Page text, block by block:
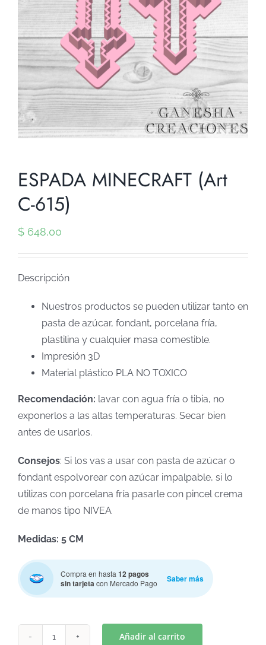
ESPADA MINECRAFT (Art
C-615)
$ 648,00
Descripción
Nuestros productos se pueden utilizar tanto en
pasta de azúcar, fondant, porcelana fría,
plastilina y cualquier masa comestible.
Impresión 3D
Material plástico PLA NO TOXICO
Recomendación: lavar con agua fría o tibia, no
exponerlos a las altas temperaturas. Secar bien
antes de usarlos.
Consejos: Si los vas a usar con pasta de azúcar o
fondant espolvorear con azúcar impalpable, si lo
utilizas con porcelana fría pasarle con pincel crema
de manos tipo NIVEA
Medidas: 5 CM
Compra en hasta 12 pagos
sin tarjetacon Mercado Pago Saber más
Añadir al carrito